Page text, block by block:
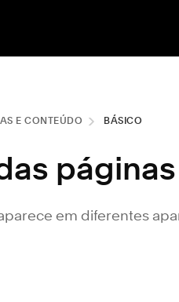
E CONTEÚDO BÁSICO
em diferentes